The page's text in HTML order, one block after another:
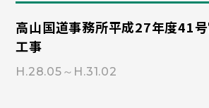
高山国道事務所平成27年度41
工事
H.28.05～H.31.02